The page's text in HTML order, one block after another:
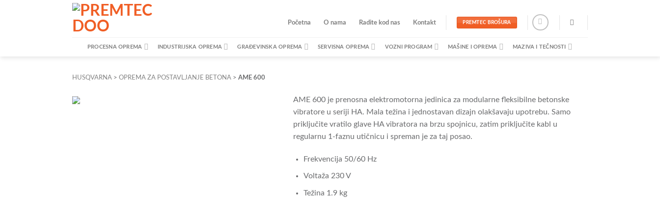
Početna O nama Radite kod nas Kontakt PREMTEC BROŠURA
PROCESNA OPREMA INDUSTRIJSKA OPREMA GRAĐEVINSKA OPREMA SERVISNA OPREMA VOZNI PROGRAM MAŠINE I OPREMA MAZIVA I TEČNOSTI
HUSQVARNA > OPREMA ZA POSTAVLJANJE BETONA > AME 600
AME 600 je prenosna elektromotorna jedinica za modularne fleksibilne betonske
vibratore u seriji HA. Mala težina i jednostavan dizajn olakšavaju upotrebu. Samo
priključite vratilo glave HA vibratora na brzu spojnicu, zatim priključite kabl u
regularnu 1-faznu utičnicu i spreman je za taj posao.
Frekvencija 50/60 Hz
Voltaža 230 V
Težina 1.9 kg